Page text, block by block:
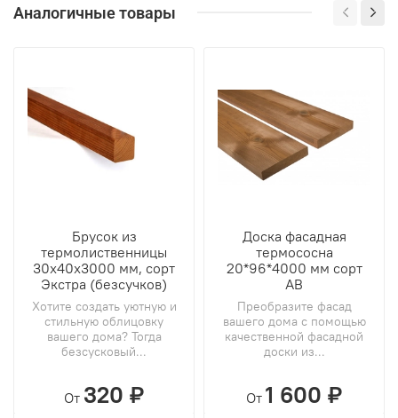
Аналогичные товары
Брусок из
термолиственницы
30х40х3000 мм, сорт
Экстра (безсучков)
Хотите создать уютную и
стильную облицовку
вашего дома? Тогда
безсусковый...
От 320 ₽
Доска фасадная
термососна
20*96*4000 мм сорт
АВ
Преобразите фасад
вашего дома с помощью
качественной фасадной
доски из...
От 1 600 ₽